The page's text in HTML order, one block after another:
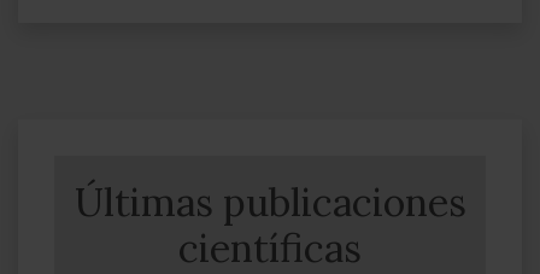
Últimas publicaciones
científicas